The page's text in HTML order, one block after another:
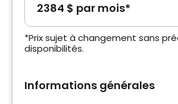
2384 $ par mois*
*Prix sujet à changement sans
disponibilités.
Informations générales